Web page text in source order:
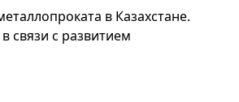
в Казахстане.
связи с развитием